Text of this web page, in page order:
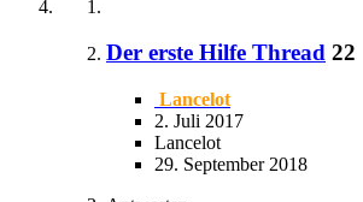
Der erste Hilfe Thread 22
Lancelot
2. Juli 2017
Lancelot
29. September 2018